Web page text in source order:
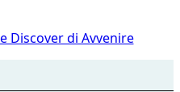
Discover di Avvenire